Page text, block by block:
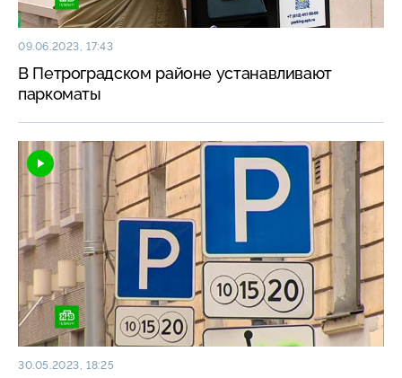
09.06.2023, 17:43
В Петроградском районе устанавливают
паркоматы
30.05.2023, 18:25